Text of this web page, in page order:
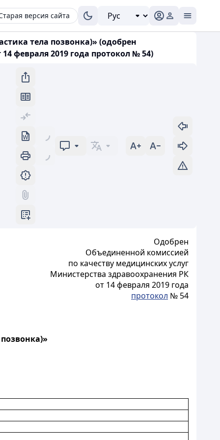
версия сайта
тела позвонка)» (одобрен
февраля 2019 года протокол № 54)
Одобрен
Объединенной комиссией
по качеству медицинских услуг
Министерства здравоохранения РК
от 14 февраля 2019 года
протокол № 54
позвонка)»